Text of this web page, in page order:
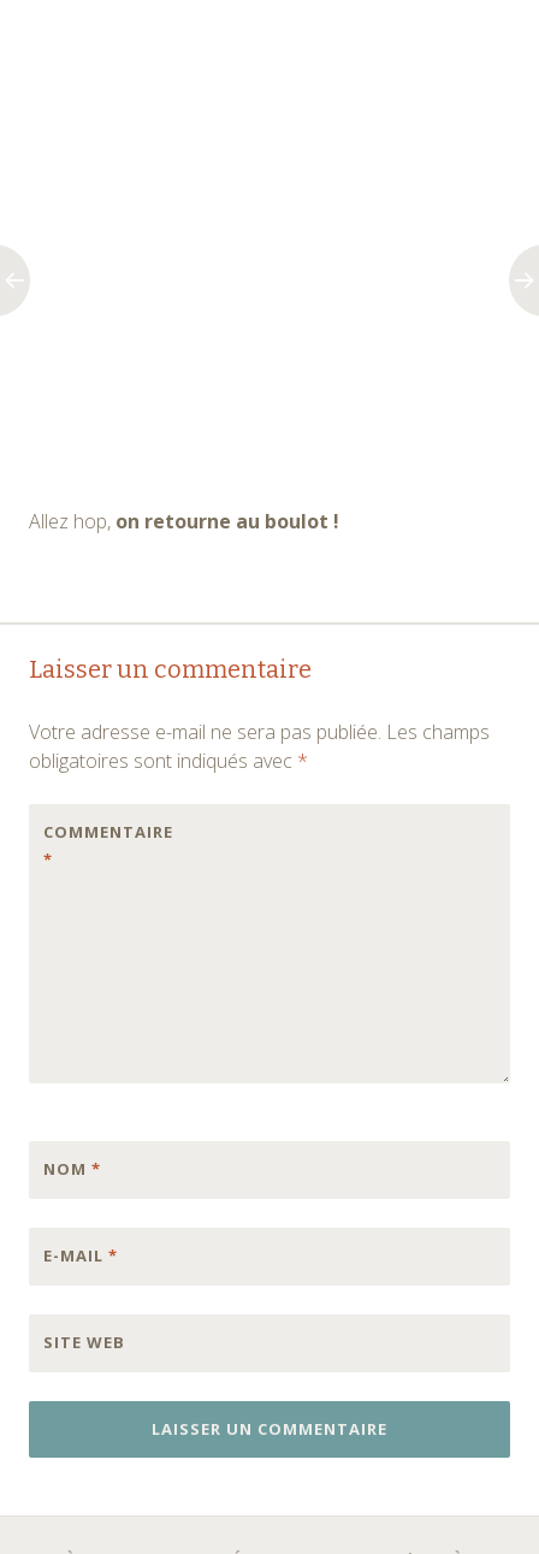
Allez hop, on retourne au boulot !
Navigation
articles
Laisser un commentaire
Votre adresse e-mail ne sera pas publiée. Les champs
obligatoires sont indiqués avec *
COMMENTAIRE
*
NOM *
E-MAIL *
SITE WEB